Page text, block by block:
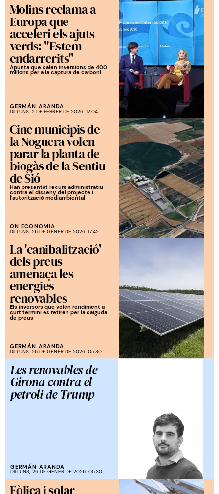
Molins reclama a
Europa que
acceleri els ajuts
verds: "Estem
endarrerits"
Apunta que calen inversions de 400
milions per a la captura de carboni
GERMÁN ARANDA
DILLUNS, 2 DE FEBRER DE 2026. 12:04
Cinc municipis de
la Noguera volen
parar la planta de
biogàs de la Sentiu
de Sió
Han presentat recurs administratiu
contra el disseny del projecte i
l'autorització mediambiental
ON ECONOMIA
DILLUNS, 26 DE GENER DE 2026. 17:42
La 'canibalització'
dels preus
amenaça les
energies
renovables
Els inversors que volen rendiment a
curt termini es retiren per la caiguda
de preus
GERMÁN ARANDA
DILLUNS, 26 DE GENER DE 2026. 05:30
Les renovables de
Girona contra el
petroli de Trump
GERMÁN ARANDA
DILLUNS, 26 DE GENER DE 2026. 05:30
Eòlica i solar